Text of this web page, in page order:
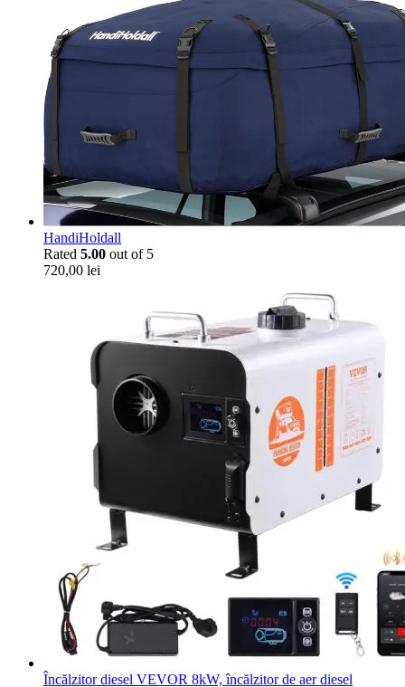
HandiHoldall
Rated 5.00 out of 5
720,00 lei
Încălzitor diesel VEVOR 8kW, încălzitor de aer diesel